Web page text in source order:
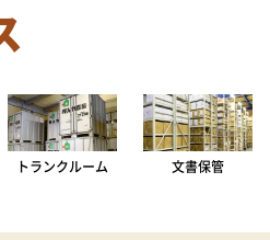
トランクルーム 文書保管